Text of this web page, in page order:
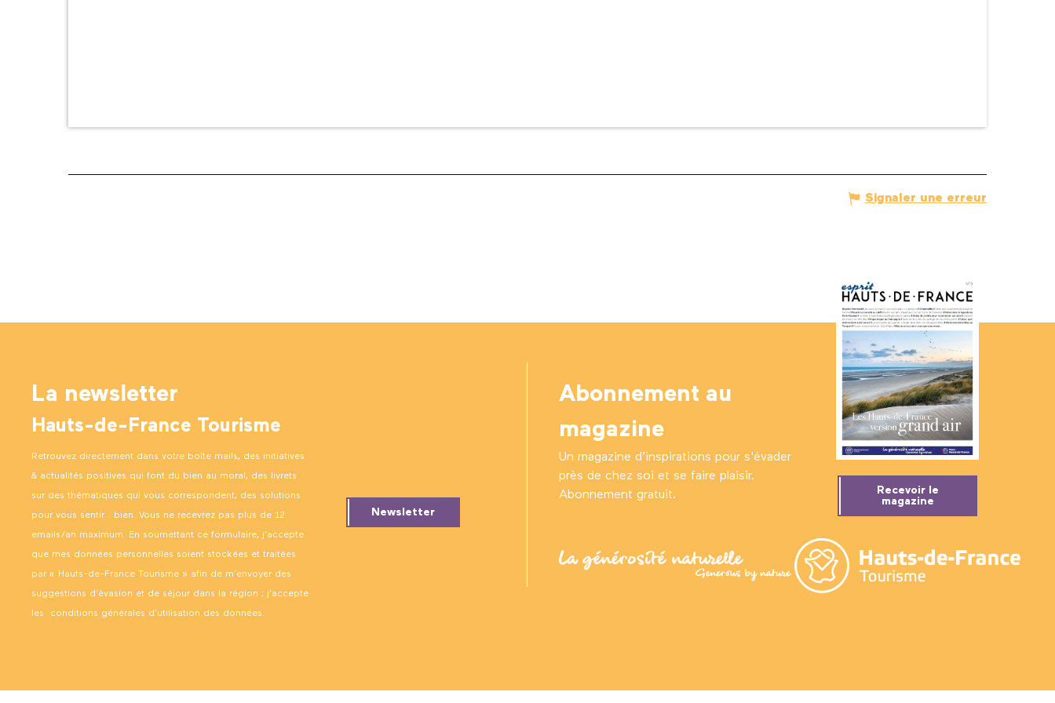
Signaler une erreur
La newsletter
Hauts-de-France Tourisme
Retrouvez directement dans votre boîte mails, des initiatives
& actualités positives qui font du bien au moral, des livrets
sur des thématiques qui vous correspondent, des solutions
pour vous sentir… bien. Vous ne recevrez pas plus de 12
emails/an maximum. En soumettant ce formulaire, j’accepte
que mes données personnelles soient stockées et traitées
par « Hauts-de-France Tourisme » afin de m’envoyer des
suggestions d’évasion et de séjour dans la région ; j’accepte
les conditions générales d’utilisation des données.
Newsletter
Abonnement au
magazine
Un magazine d’inspirations pour s'évader
près de chez soi et se faire plaisir.
Abonnement gratuit.
Recevoir le
magazine